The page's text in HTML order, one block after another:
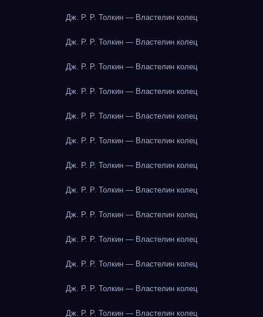
Дж. Р. Р. Толкин — Властелин колец
Дж. Р. Р. Толкин — Властелин колец
Дж. Р. Р. Толкин — Властелин колец
Дж. Р. Р. Толкин — Властелин колец
Дж. Р. Р. Толкин — Властелин колец
Дж. Р. Р. Толкин — Властелин колец
Дж. Р. Р. Толкин — Властелин колец
Дж. Р. Р. Толкин — Властелин колец
Дж. Р. Р. Толкин — Властелин колец
Дж. Р. Р. Толкин — Властелин колец
Дж. Р. Р. Толкин — Властелин колец
Дж. Р. Р. Толкин — Властелин колец
Дж. Р. Р. Толкин — Властелин колец